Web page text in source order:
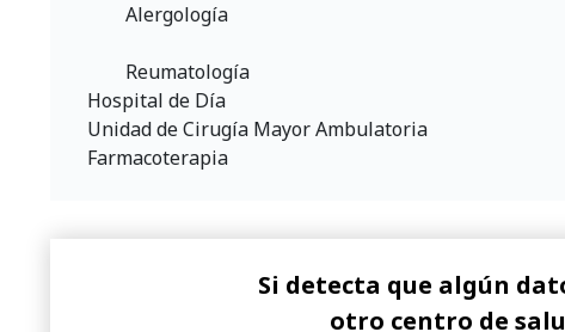
	Alergología
	Reumatología
Hospital de Día
Unidad de Cirugía Mayor Ambulatoria
Farmacoterapia
Si detecta que algún
otro centro de